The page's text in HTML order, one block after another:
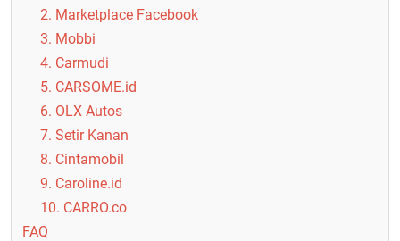
2. Marketplace Facebook
3. Mobbi
4. Carmudi
5. CARSOME.id
6. OLX Autos
7. Setir Kanan
8. Cintamobil
9. Caroline.id
10. CARRO.co
FAQ